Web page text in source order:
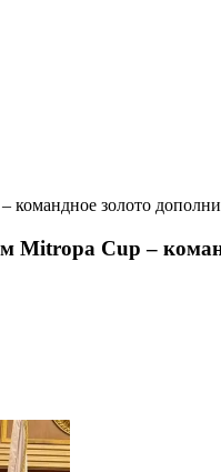
золото
Cup –